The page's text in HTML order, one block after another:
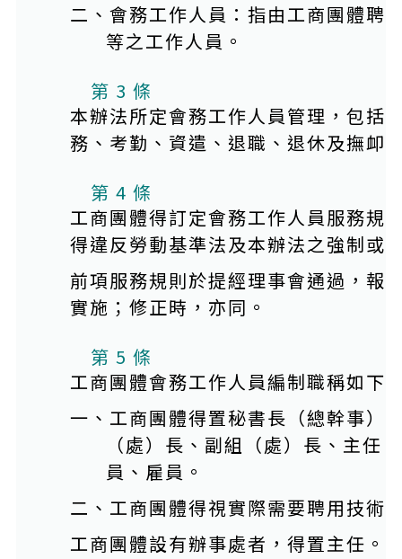
二、會務工作人員：指由工商團體聘
等之工作人員。
第 3 條
本辦法所定會務工作人員管理，包括
務、考勤、資遣、退職、退休及撫卹
第 4 條
工商團體得訂定會務工作人員服務規
得違反勞動基準法及本辦法之強制或
前項服務規則於提經理事會通過，報
實施；修正時，亦同。
第 5 條
工商團體會務工作人員編制職稱如下
一、工商團體得置秘書長（總幹事）
（處）長、副組（處）長、主任
員、雇員。
二、工商團體得視實際需要聘用技術
工商團體設有辦事處者，得置主任。